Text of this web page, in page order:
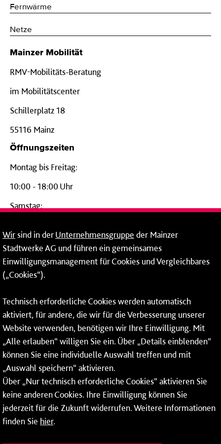
Fernwärme
Netze
Mainzer Mobilität
RMV-Mobilitäts-Beratung
im Mobilitätscenter
Schillerplatz 18
55116 Mainz
Öffnungszeiten
Montag bis Freitag:
10:00 - 18:00 Uhr
Samstag:
24-Stunden-Telefon*
06131 – 12 77 77
Fax: 06131 – 12 66 66
* Montags bis freitags bis 7 und ab 18 Uhr sowie an
Wochenenden und Feiertagen ganztags werden Ihre
Anrufe je nach Themenauswahl an ein Callcenter des
RMV oder von nextbike weitergeleitet. Dort erhalten Sie
ausschließlich Auskünfte zum Fahrplan bzw. zu
meinRad.
Wirsind in derUnternehmensgruppe der Mainzer
Stadtwerke AG und führen ein gemeinsames
Einwilligungsmanagement für Cookies und Vergleichbares
(„Cookies“).
Technisch erforderliche Cookies werden automatisch
aktiviert, für andere, die wir für die Verbesserung unserer
Website verwenden, benötigen wir Ihre Einwilligung. Mit
„Alle erlauben“ willigen Sie ein. Über „Details einblenden“
können Sie eine individuelle Auswahl treffen und mit
„Auswahl speichern“ aktivieren.
Über „Nur technisch erforderliche Cookies“ aktivieren Sie
keine anderen Cookies. Ihre Einwilligung können Sie
jederzeit für die Zukunft widerrufen. Weitere Informationen
finden Sie hier.